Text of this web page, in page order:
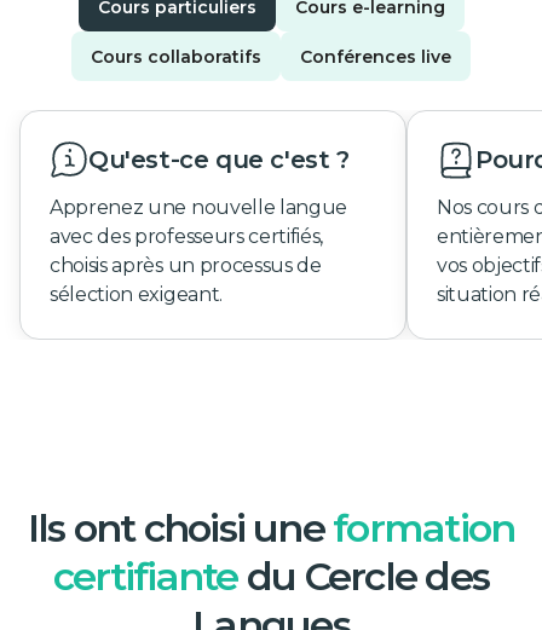
Cours particuliers Cours e-learning
Cours collaboratifs Conférences live
Qu'est-ce que c'est ?
Apprenez une nouvelle langue
avec des professeurs certifiés,
choisis après un processus de
sélection exigeant.
Nos cours
vos
situation
Ils ont choisi uneformation
certifiantedu Cercle des